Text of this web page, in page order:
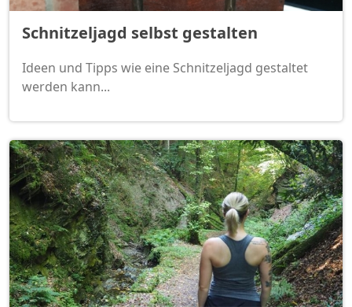
Schnitzeljagd selbst gestalten
Ideen und Tipps wie eine Schnitzeljagd gestaltet
werden kann...